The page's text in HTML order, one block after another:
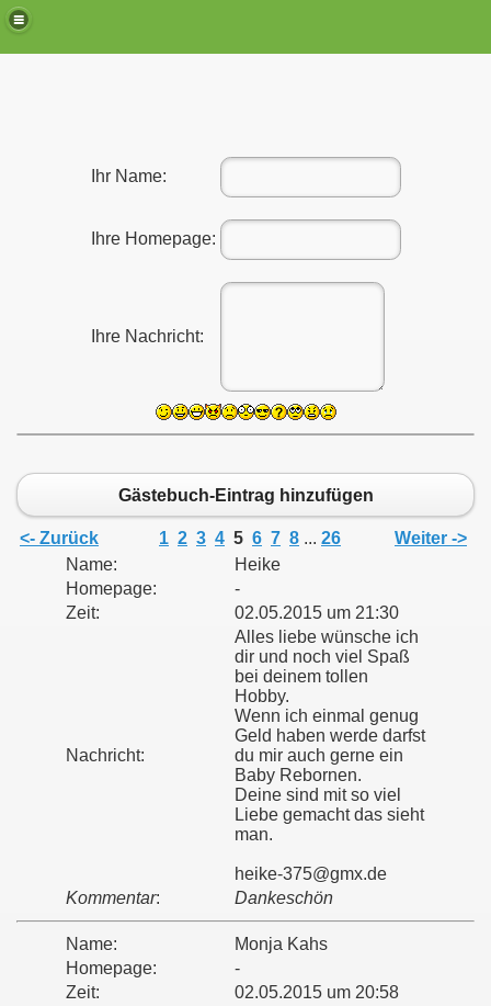
Ihr Name:
Ihre Homepage:
Ihre Nachricht:
Gästebuch-Eintrag hinzufügen
<- Zurück 1 2 3 4 5 6 7 8 ... 26
Weiter ->
Name:
Heike
Homepage:
-
Zeit:
02.05.2015 um 21:30
Nachricht:
Alles liebe wünsche ich
dir und noch viel Spaß
bei deinem tollen
Hobby.
Wenn ich einmal genug
Geld haben werde darfst
du mir auch gerne ein
Baby Rebornen.
Deine sind mit so viel
Liebe gemacht das sieht
man.
heike-375@gmx.de
Kommentar: Dankeschön
Name:
Monja Kahs
Homepage:
-
Zeit:
02.05.2015 um 20:58